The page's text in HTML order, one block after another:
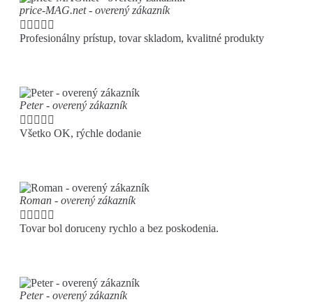
price-MAG.net - overený zákazník
    
Profesionálny prístup, tovar skladom, kvalitné produkty
Peter - overený zákazník
    
Všetko OK, rýchle dodanie
Roman - overený zákazník
    
Tovar bol doruceny rychlo a bez poskodenia.
Peter - overený zákazník